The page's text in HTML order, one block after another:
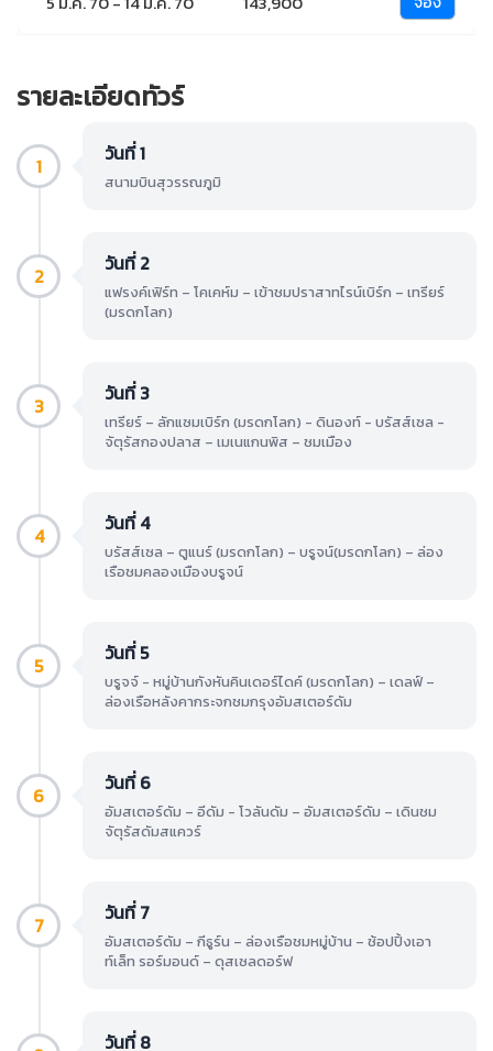
รายละเอียดทัวร์
1 วันที่ 1
สนามบินสุวรรณภูมิ
2 วันที่ 2
แฟรงค์เฟิร์ท – โคเคห์ม – เข้าชมปราสาทไรน์เบิร์ก – เทรียร์
(มรดกโลก)
3 วันที่ 3
เทรียร์ – ลักแซมเบิร์ก (มรดกโลก) - ดินองท์ - บรัสส์เซล -
จัตุรัสกองปลาส – เมเนแกนพิส – ชมเมือง
4 วันที่ 4
บรัสส์เซล – ตูแนร์ (มรดกโลก) – บรูจน์(มรดกโลก) – ล่อง
เรือชมคลองเมืองบรูจน์
5 วันที่ 5
บรูจจ์ - หมู่บ้านกังหันคินเดอร์ไดค์ (มรดกโลก) – เดลฟ์ –
ล่องเรือหลังคากระจกชมกรุงอัมสเตอร์ดัม
6 วันที่ 6
อัมสเตอร์ดัม – อีดัม - โวลันดัม – อัมสเตอร์ดัม – เดินชม
จัตุรัสดัมสแควร์
7 วันที่ 7
อัมสเตอร์ดัม – กีธูร์น – ล่องเรือชมหมู่บ้าน – ช้อปปิ้งเอา
ท์เล็ท รอร์มอนด์ – ดุสเซลดอร์ฟ
วันที่ 8